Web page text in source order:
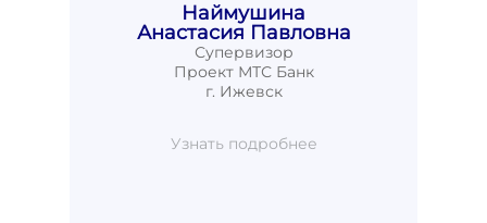
Наймушина
Анастасия Павловна
Супервизор
Проект МТС Банк
г. Ижевск
Узнать подробнее